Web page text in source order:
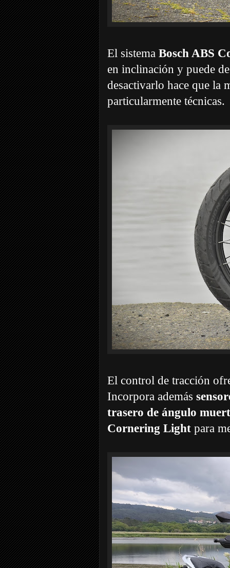
El sistema Bosch ABS
en inclinación y puede
desactivarlo hace que la
particularmente técnicas.
El control de tracción
Incorpora además
trasero de ángulo
Cornering Light para